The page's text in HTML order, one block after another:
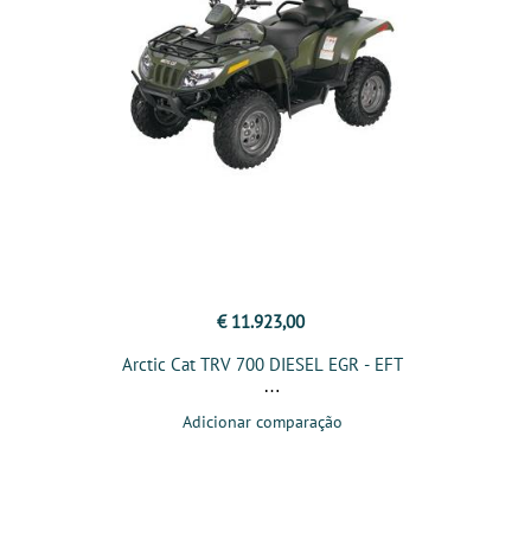
€ 11.923,00
Arctic Cat TRV 700 DIESEL EGR - EFT
Adicionar comparação